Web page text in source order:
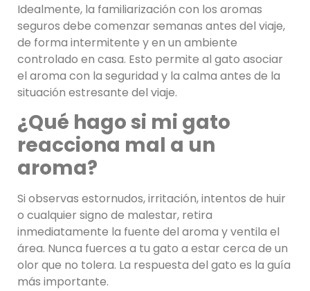
Idealmente, la familiarización con los aromas
seguros debe comenzar semanas antes del viaje,
de forma intermitente y en un ambiente
controlado en casa. Esto permite al gato asociar
el aroma con la seguridad y la calma antes de la
situación estresante del viaje.
¿Qué hago si mi gato
reacciona mal a un
aroma?
Si observas estornudos, irritación, intentos de huir
o cualquier signo de malestar, retira
inmediatamente la fuente del aroma y ventila el
área. Nunca fuerces a tu gato a estar cerca de un
olor que no tolera. La respuesta del gato es la guía
más importante.